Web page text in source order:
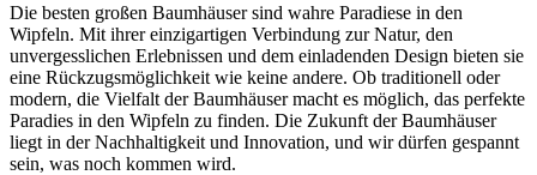
Die besten großen Baumhäuser sind wahre Paradiese in den
Wipfeln. Mit ihrer einzigartigen Verbindung zur Natur, den
unvergesslichen Erlebnissen und dem einladenden Design bieten sie
eine Rückzugsmöglichkeit wie keine andere. Ob traditionell oder
modern, die Vielfalt der Baumhäuser macht es möglich, das perfekte
Paradies in den Wipfeln zu finden. Die Zukunft der Baumhäuser
liegt in der Nachhaltigkeit und Innovation, und wir dürfen gespannt
sein, was noch kommen wird.